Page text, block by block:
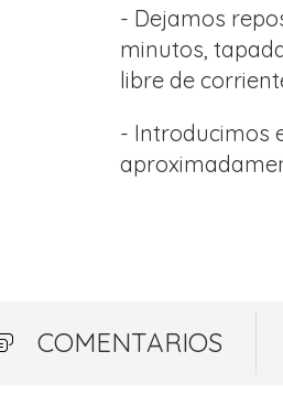
- Dejamos
minutos,
libre de
- Introducimos
COMENTARIOS